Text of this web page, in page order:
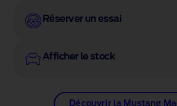
Réserver un essai
Afficher le stock
Découvrir la Mustang